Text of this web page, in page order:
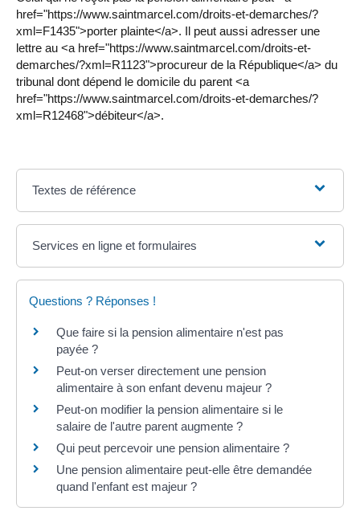
href="https://www.saintmarcel.com/droits-et-demarches/?
xml=F1435">porter plainte</a>. Il peut aussi adresser une
lettre au <a href="https://www.saintmarcel.com/droits-et-
demarches/?xml=R1123">procureur de la République</a> du
tribunal dont dépend le domicile du parent <a
href="https://www.saintmarcel.com/droits-et-demarches/?
xml=R12468">débiteur</a>.
Textes de référence
Services en ligne et formulaires
Questions ? Réponses !
Que faire si la pension alimentaire n'est pas
payée ?
Peut-on verser directement une pension
alimentaire à son enfant devenu majeur ?
Peut-on modifier la pension alimentaire si le
salaire de l'autre parent augmente ?
Qui peut percevoir une pension alimentaire ?
Une pension alimentaire peut-elle être demandée
quand l'enfant est majeur ?